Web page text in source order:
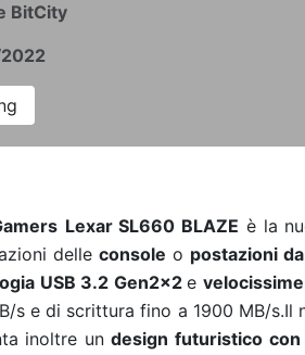
BitCity
Lexar SL660 BLAZE è la
delle console o postazioni
USB 3.2 Gen2x2e
s e di scrittura fino a 1900 MB/s.Il
inoltre undesign futuristico con